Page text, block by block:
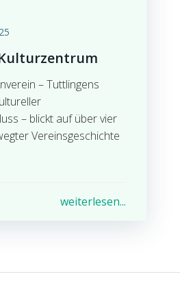
– Tuttlingens
– blickt auf über vier
Vereinsgeschichte
weiterlesen...